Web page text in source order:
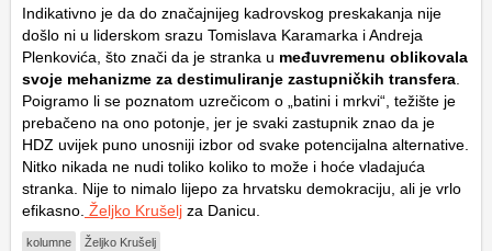
Indikativno je da do značajnijeg kadrovskog preskakanja nije
došlo ni u liderskom srazu Tomislava Karamarka i Andreja
Plenkovića, što znači da je stranka u međuvremenu oblikovala
svoje mehanizme za destimuliranje zastupničkih transfera
Poigramo li se poznatom uzrečicom o „batini i mrkvi“, težište je
prebačeno na ono potonje, jer je svaki zastupnik znao da je
HDZ uvijek puno unosniji izbor od svake potencijalna alternative.
Nitko nikada ne nudi toliko koliko to može i hoće vladajuća
stranka. Nije to nimalo lijepo za hrvatsku demokraciju, ali je vrlo
efikasno. Željko Krušelj za Danicu.
kolumne Željko Krušelj